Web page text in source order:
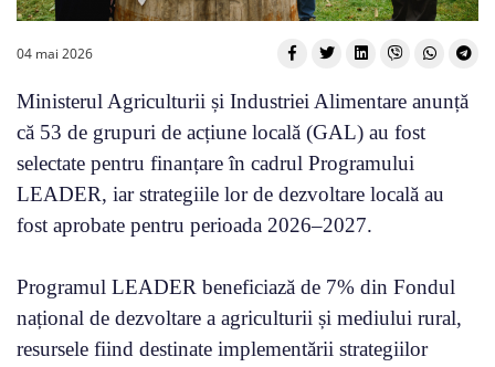
04 mai 2026
Ministerul Agriculturii și Industriei Alimentare anunță
că 53 de grupuri de acțiune locală (GAL) au fost
selectate pentru finanțare în cadrul Programului
LEADER, iar strategiile lor de dezvoltare locală au
fost aprobate pentru perioada 2026–2027.
Programul LEADER beneficiază de 7% din Fondul
național de dezvoltare a agriculturii și mediului rural,
resursele fiind destinate implementării strategiilor